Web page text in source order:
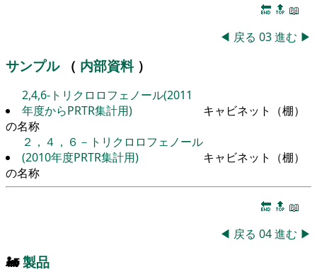
🔚 🔝 📖
◀ 戻る 03進む ▶
サンプル （ 内部資料 ）
2,4,6-トリクロロフェノール(2011
年度からPRTR集計用)
キャビネット（棚）
の名称
２，４，６－トリクロロフェノール
(2010年度PRTR集計用)
キャビネット（棚）
の名称
🔚 🔝 📖
◀ 戻る 04進む ▶
🚂製品